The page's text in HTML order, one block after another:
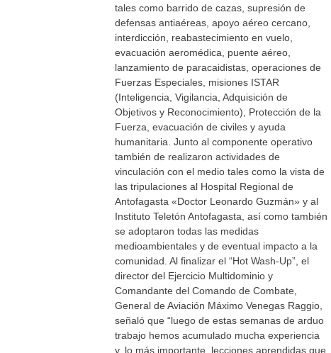
tales como barrido de cazas, supresión de
defensas antiaéreas, apoyo aéreo cercano,
interdicción, reabastecimiento en vuelo,
evacuación aeromédica, puente aéreo,
lanzamiento de paracaidistas, operaciones de
Fuerzas Especiales, misiones ISTAR
(Inteligencia, Vigilancia, Adquisición de
Objetivos y Reconocimiento), Protección de la
Fuerza, evacuación de civiles y ayuda
humanitaria. Junto al componente operativo
también de realizaron actividades de
vinculación con el medio tales como la vista de
las tripulaciones al Hospital Regional de
Antofagasta «Doctor Leonardo Guzmán» y al
Instituto Teletón Antofagasta, así como también
se adoptaron todas las medidas
medioambientales y de eventual impacto a la
comunidad. Al finalizar el “Hot Wash-Up”, el
director del Ejercicio Multidominio y
Comandante del Comando de Combate,
General de Aviación Máximo Venegas Raggio,
señaló que “luego de estas semanas de arduo
trabajo hemos acumulado mucha experiencia
y, lo más importante, lecciones aprendidas que